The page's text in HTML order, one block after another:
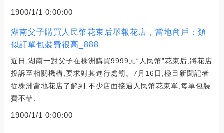
1900/1/1 0:00:00
湖南父子購買人民幣花束后舉報花店，當地商戶：類
似訂單包裝費很高_888
近日,湖南一對父子在株洲購買9999元“人民幣”花束后,將花店
投訴至相關機構,要求對其進行處罰。7月16日,極目新聞記者
從株洲當地花店了解到,不少店面接過人民幣花束單,每單包裝
費不菲.
1900/1/1 0:00:00